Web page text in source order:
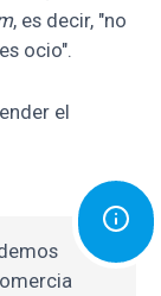
, es decir, "no
ocio".
el